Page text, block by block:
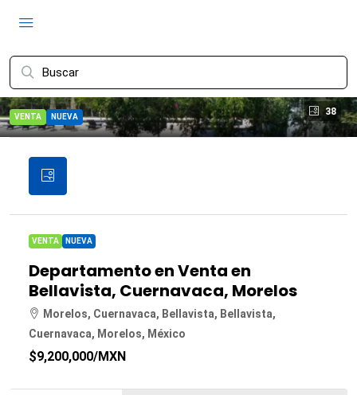
38
VENTA NUEVA
VENTA NUEVA
Departamento en Venta en
Bellavista, Cuernavaca, Morelos
Morelos, Cuernavaca, Bellavista, Bellavista,
Cuernavaca, Morelos, México
$9,200,000/MXN